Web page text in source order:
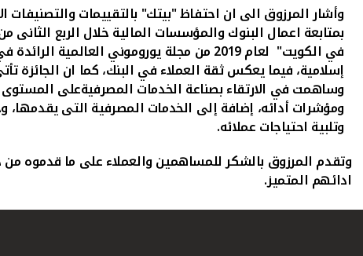
بمتابعة اعمال البنوك والمؤسسات المالية خلال الربع
في الكويت" لعام 2019 من مجلة يوروموني
إسلامية، فيما يعكس ثقة العملاء في البنك، كما ان الجائزة
وساهمت في الارتقاء بصناعة الخدمات المصرفيةعلى المستوى
ومؤشرات أدائه، إضافة إلى الخدمات المصرفية التى يقدمها،
وتلبية احتياجات عملائه.
وتقدم المرزوق بالشكر للمساهمين والعملاء على ما قدموه من
ادائهم المتميز.